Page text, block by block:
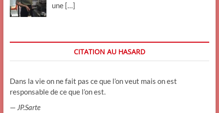
une […]
CITATION AU HASARD
Dans la vie on ne fait pas ce que l’on veut mais on est
responsable de ce que l’on est.
— JP.Sarte